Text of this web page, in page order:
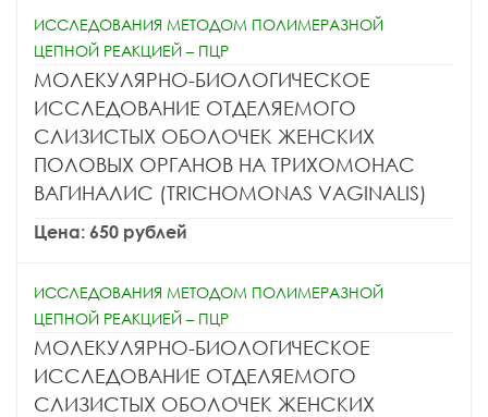
ИССЛЕДОВАНИЯ МЕТОДОМ ПОЛИМЕРАЗНОЙ
ЦЕПНОЙ РЕАКЦИЕЙ – ПЦР
МОЛЕКУЛЯРНО-БИОЛОГИЧЕСКОЕ
ИССЛЕДОВАНИЕ ОТДЕЛЯЕМОГО
СЛИЗИСТЫХ ОБОЛОЧЕК ЖЕНСКИХ
ПОЛОВЫХ ОРГАНОВ НА ТРИХОМОНАС
ВАГИНАЛИС (TRICHOMONAS VAGINALIS)
Цена: 650 рублей
ИССЛЕДОВАНИЯ МЕТОДОМ ПОЛИМЕРАЗНОЙ
ЦЕПНОЙ РЕАКЦИЕЙ – ПЦР
МОЛЕКУЛЯРНО-БИОЛОГИЧЕСКОЕ
ИССЛЕДОВАНИЕ ОТДЕЛЯЕМОГО
СЛИЗИСТЫХ ОБОЛОЧЕК ЖЕНСКИХ